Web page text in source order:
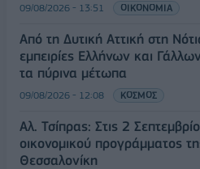
09/08/2026 - 13:51 ΟΙΚΟΝΟΜΙΑ
Από τη Δυτική Αττική στη
εμπειρίες Ελλήνων και
τα πύρινα μέτωπα
09/08/2026 - 12:08 ΚΟΣΜΟΣ
Αλ. Τσίπρας: Στις 2
οικονομικού προγράμματος
Θεσσαλονίκη